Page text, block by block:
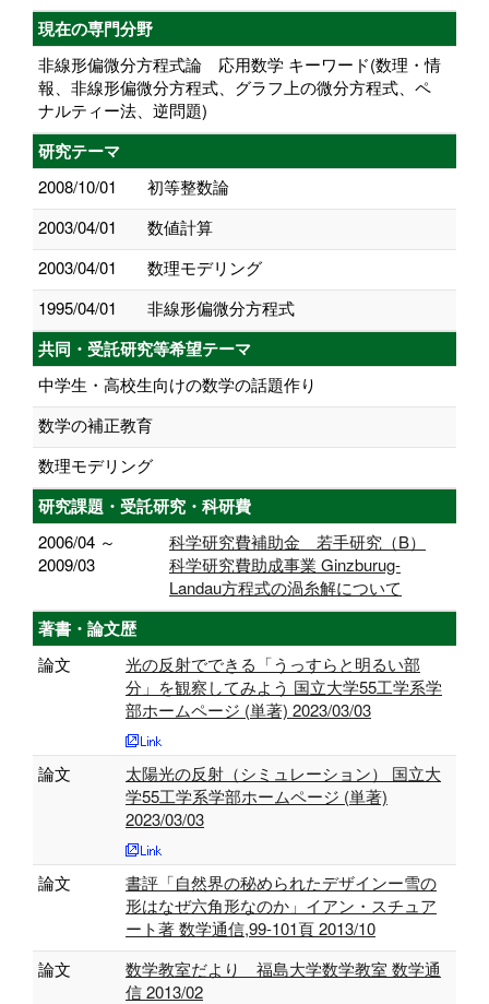
現在の専門分野
非線形偏微分方程式論 応用数学 キーワード(数理・情
報、非線形偏微分方程式、グラフ上の微分方程式、ペ
ナルティー法、逆問題)
研究テーマ
2008/10/01
初等整数論
2003/04/01
数値計算
2003/04/01
数理モデリング
1995/04/01
非線形偏微分方程式
共同・受託研究等希望テーマ
中学生・高校生向けの数学の話題作り
数学の補正教育
数理モデリング
研究課題・受託研究・科研費
2006/04 ～
2009/03
科学研究費補助金 若手研究（B）
科学研究費助成事業 Ginzburug-
Landau方程式の渦糸解について
著書・論文歴
論文
光の反射でできる「うっすらと明るい部
分」を観察してみよう 国立大学55工学系学
部ホームページ (単著) 2023/03/03
論文
太陽光の反射（シミュレーション） 国立大
学55工学系学部ホームページ (単著)
2023/03/03
論文
書評「自然界の秘められたデザインー雪の
形はなぜ六角形なのか」イアン・スチュア
ート著 数学通信,99-101頁 2013/10
論文
数学教室だより 福島大学数学教室 数学通
信 2013/02